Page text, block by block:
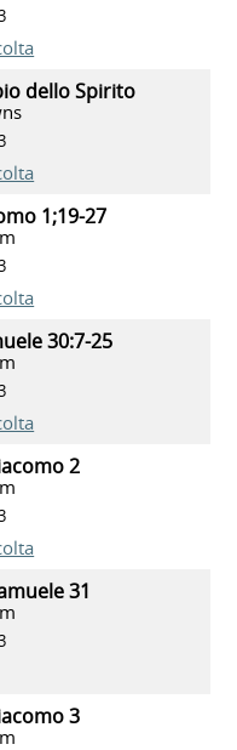
dello Spirito
1;19-27
30:7-25
2
31
3